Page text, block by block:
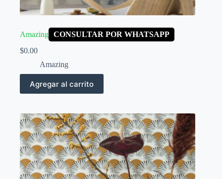
Amazing CONSULTAR POR WHATSAPP
$0.00
Amazing
Agregar al carrito